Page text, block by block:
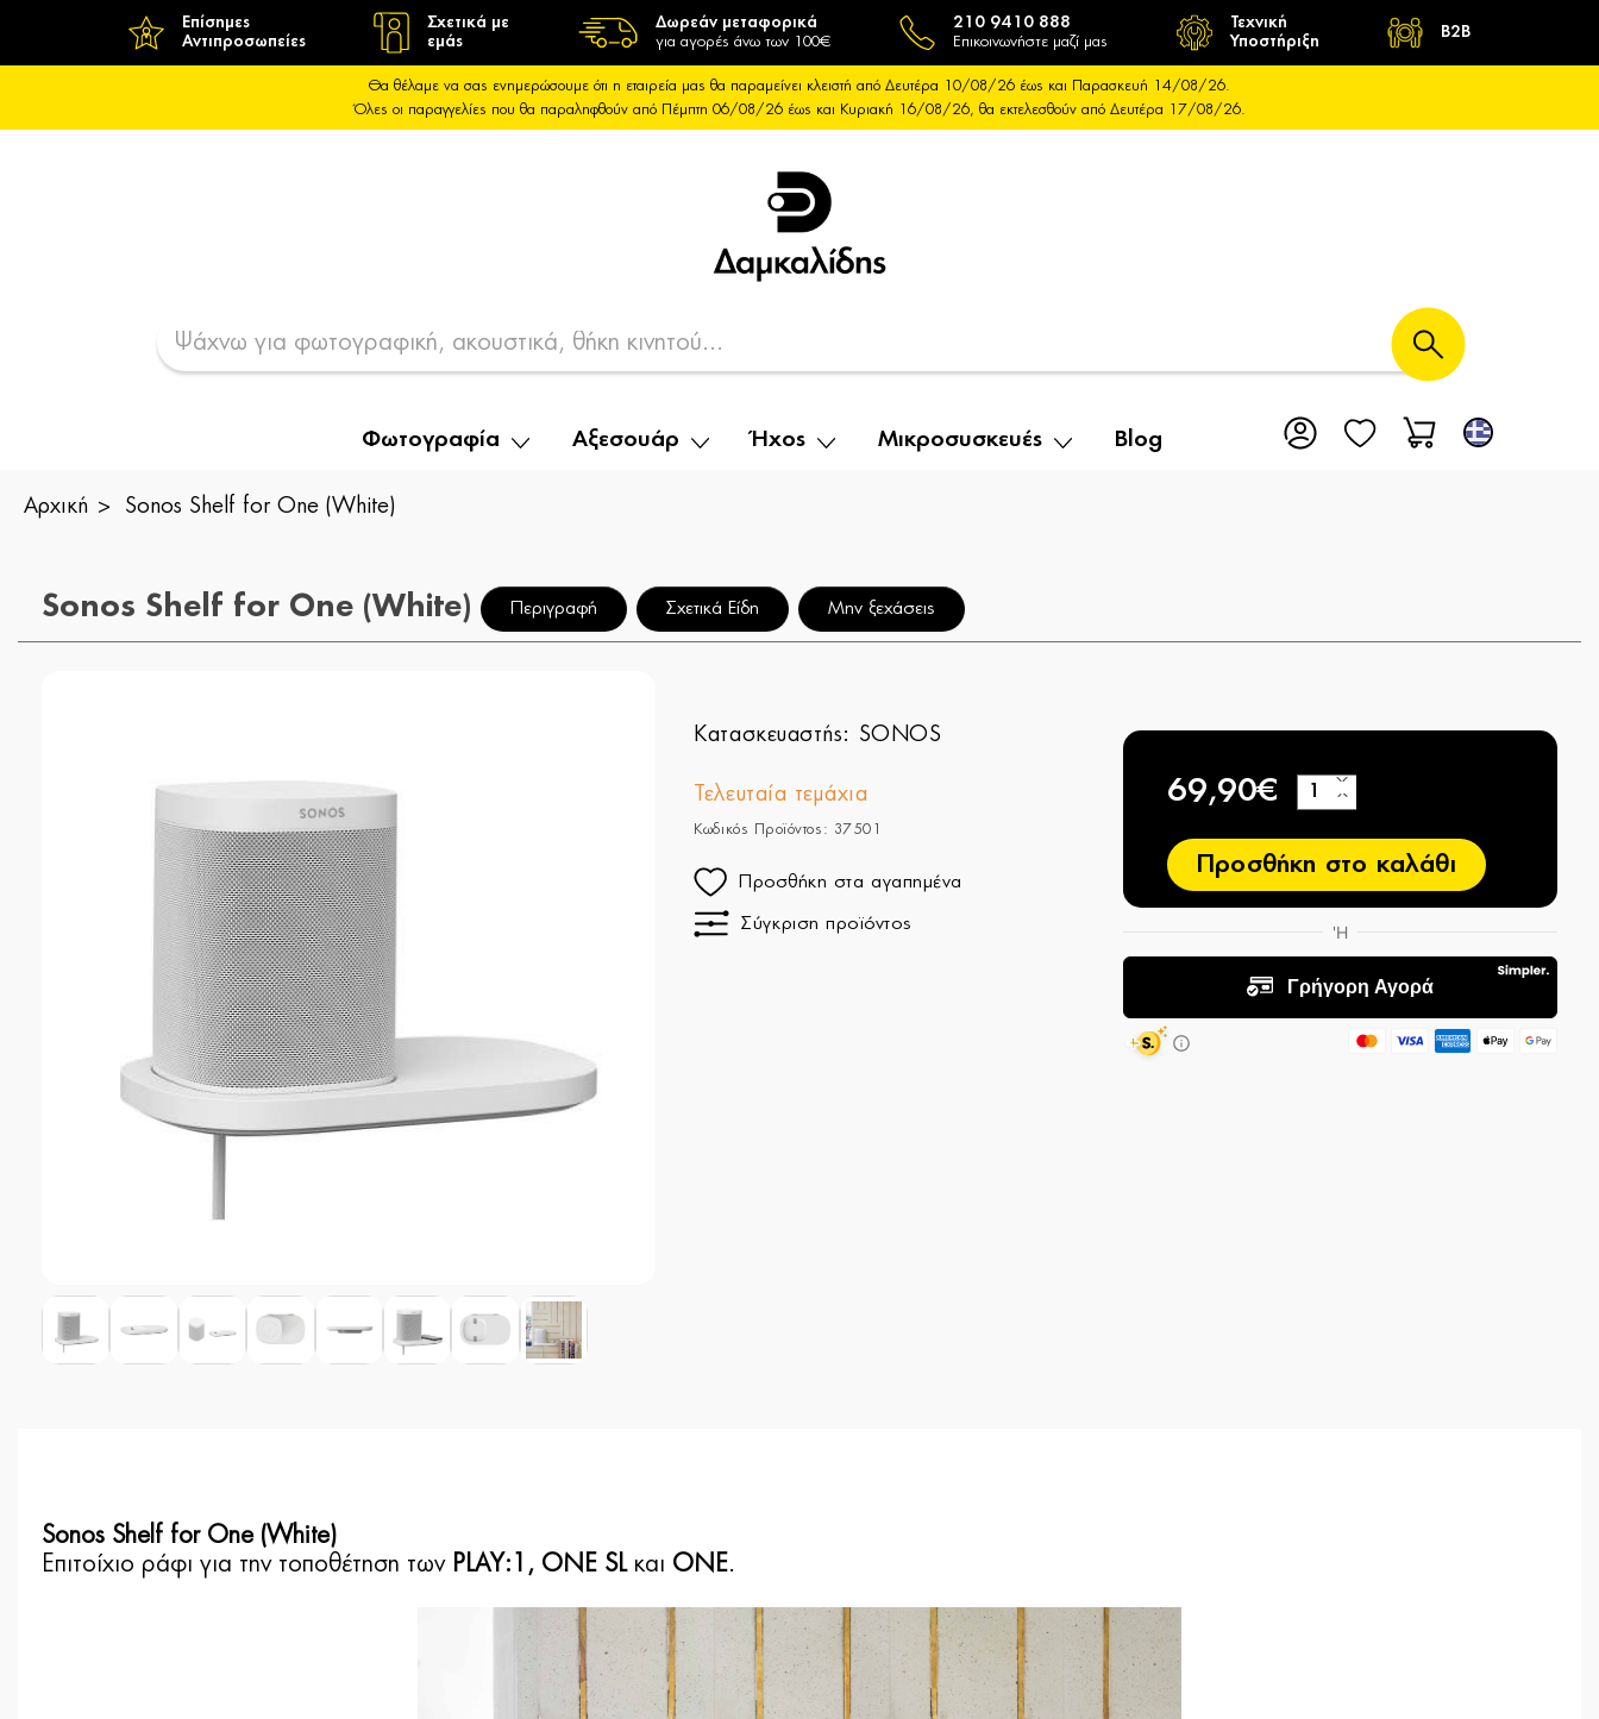
Επίσημες
Αντιπροσωπείες
Σχετικά με
εμάς
Δωρεάν μεταφορικά
για αγορές άνω των 100€
210 9410 888
Επικοινωνήστε μαζί μας
Τεχνική
Υποστήριξη
B2B
Θα θέλαμε να σας ενημερώσουμε ότι η εταιρεία μας θα παραμείνει κλειστή από Δευτέρα 10/08/26 έως και Παρασκευή 14/08/26.
Όλες οι παραγγελίες που θα παραληφθούν από Πέμπτη 06/08/26 έως και Κυριακή 16/08/26, θα εκτελεσθούν από Δευτέρα 17/08/26.
Φωτογραφία Αξεσουάρ Ήχος Μικροσυσκευές Blog
Αρχική Sonos Shelf for One (White)
Sonos Shelf for One (White) Περιγραφή Σχετικά Είδη Μην ξεχάσεις
Κατασκευαστής: SONOS
Τελευταία τεμάχια
Κωδικός Προϊόντος: 37501
Προσθήκη στα αγαπημένα
Σύγκριση προϊόντος
69,90€ −
+
Προσθήκη στο καλάθι
Sonos Shelf for One (White)
Επιτοίχιο ράφι για την τοποθέτηση των PLAY:1, ONE SLκαι ONE.